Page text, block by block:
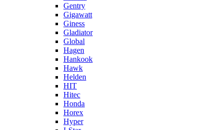
Gentry
Gigawatt
Giness
Gladiator
Global
Hagen
Hankook
Hawk
Helden
HIT
Hitec
Honda
Horex
Hyper